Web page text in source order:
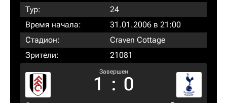
Тур:
24
Время начала:
31.01.2006 в 21:00
Стадион:
Craven Cottage
Зрители:
21081
Завершен
1 : 0